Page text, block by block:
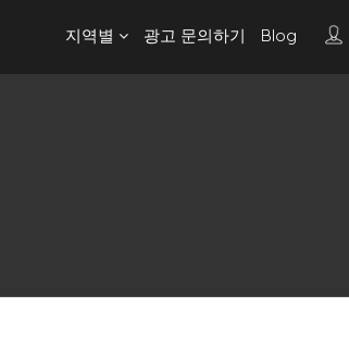
지역별 광고 문의하기 Blog